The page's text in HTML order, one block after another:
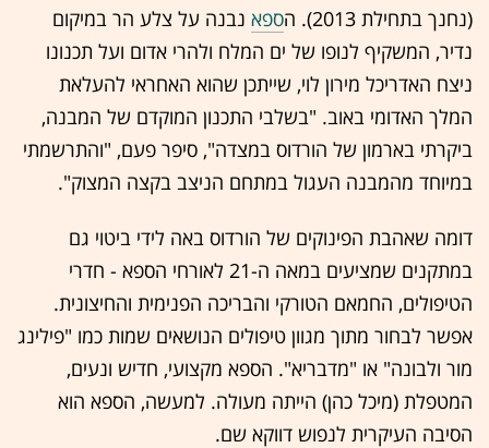
(נחנך בתחילת 2013). ה
ספא נבנה על צלע הר במיקום
נדיר, המשקיף לנופו של ים המלח ולהרי אדום ועל תכנונו
ניצח האדריכל מירון לוי, שייתכן שהוא האחראי להעלאת
המלך האדומי באוב. "בשלבי התכנון המוקדם של המבנה,
ביקרתי בארמון של הורדוס במצדה", סיפר פעם, "והתרשמתי
במיוחד מהמבנה העגול במתחם הניצב בקצה המצוק".
דומה שאהבת הפינוקים של הורדוס באה לידי ביטוי גם
במתקנים שמציעים במאה ה-21 לאורחי הספא - חדרי
הטיפולים, החמאם הטורקי והבריכה הפנימית והחיצונית.
אפשר לבחור מתוך מגוון טיפולים הנושאים שמות כמו "פילינג
מור ולבונה" או "מדבריא". הספא מקצועי, חדיש ונעים,
המטפלת (מיכל כהן) הייתה מעולה. למעשה, הספא הוא
הסיבה העיקרית לנפוש דווקא שם.